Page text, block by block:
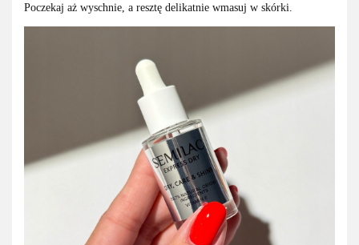
Poczekaj aż wyschnie, a resztę delikatnie wmasuj w skórki.